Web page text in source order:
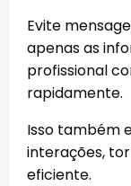
Evite
apenas as
profissional
rapidamente.
Isso também
interações,
eficiente.